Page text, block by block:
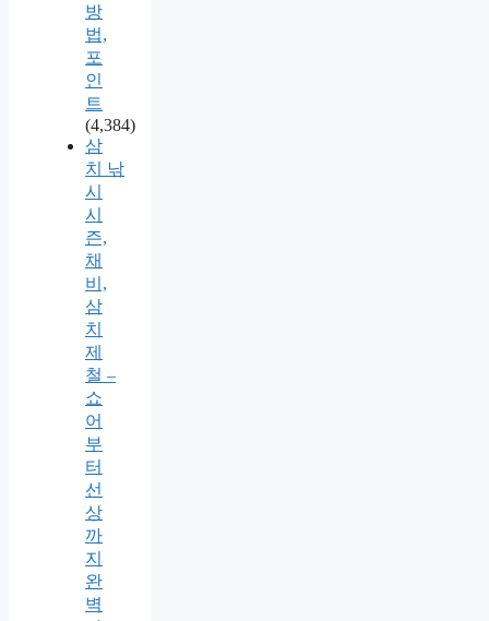
방
법,
포
인
트
(4,384)
삼
치 낚
시
시
즌,
채
비,
삼
치
제
철 –
쇼
어
부
터
선
상
까
지
완
벽